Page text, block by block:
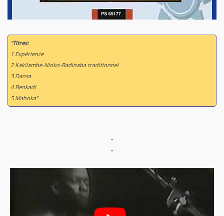
“Titres:
1 Expérience
2 Kakilambe-Nioko-Badinaba traditionnel
3 Dansa
4 Benkadi
5 Mahoka”
"
"